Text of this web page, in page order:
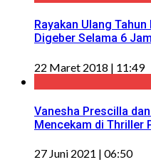
Rayakan Ulang Tahun
Digeber Selama 6
22 Maret 2018 | 11:49
Vanesha Prescilla
Mencekam di Thriller
27 Juni 2021 | 06:50